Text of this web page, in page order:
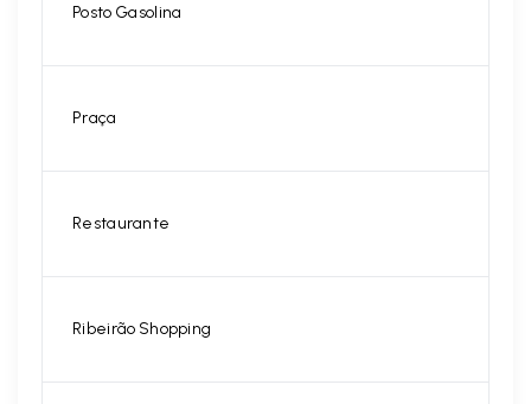
Posto Gasolina
Praça
Restaurante
Ribeirão Shopping